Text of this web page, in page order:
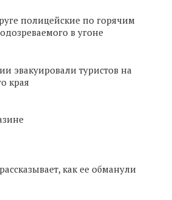
полицейские по горячим
в угоне
эвакуировали туристов на
края
как ее обманули